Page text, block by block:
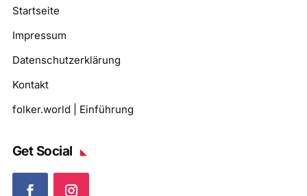
Startseite
Impressum
Datenschutzerklärung
Kontakt
folker.world | Einführung
Get Social